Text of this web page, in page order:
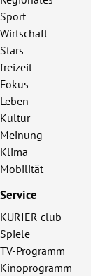
Sport
Wirtschaft
Stars
freizeit
Fokus
Leben
Kultur
Meinung
Klima
Mobilität
Service
KURIER club
Spiele
TV-Programm
Kinoprogramm